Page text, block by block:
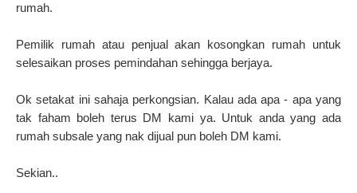
rumah.
Pemilik rumah atau penjual akan kosongkan rumah untuk
selesaikan proses pemindahan sehingga berjaya.
Ok setakat ini sahaja perkongsian. Kalau ada apa - apa yang
tak faham boleh terus DM kami ya. Untuk anda yang ada
rumah subsale yang nak dijual pun boleh DM kami.
Sekian..